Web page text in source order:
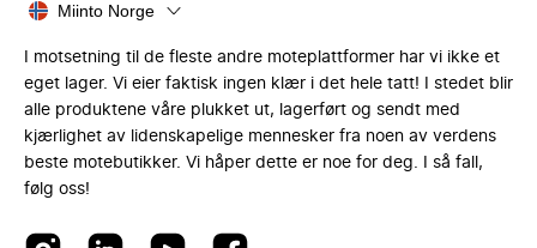
Miinto Norge
I motsetning til de fleste andre moteplattformer har vi ikke et
eget lager. Vi eier faktisk ingen klær i det hele tatt! I stedet blir
alle produktene våre plukket ut, lagerført og sendt med
kjærlighet av lidenskapelige mennesker fra noen av verdens
beste motebutikker. Vi håper dette er noe for deg. I så fall,
følg oss!